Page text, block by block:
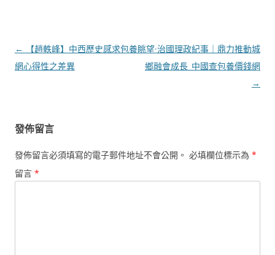
文
章
←
【趙軼峰】中西歷史感求包養
網心得性之差異
眺望·治國理政紀事｜鼎力推動城
鄉融會成長_中國查包養價錢網
→
發佈留言
發佈留言必須填寫的電子郵件地址不會公開。 必填欄位標示為 *
留言 *